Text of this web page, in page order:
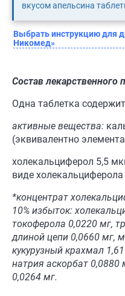
вкусом апельсина
Выбрать инструкцию для
Никомед»
Состав лекарственного
Одна таблетка содержит
активные вещества:
(эквивалентно
холекальциферол 5,5
виде
*концентрат
10% избыток:
токоферола 0,0220 мг,
длиной цепи 0,0660 мг,
кукурузный крахмал
натрия аскорбат 0,0880
0,0264 мг.